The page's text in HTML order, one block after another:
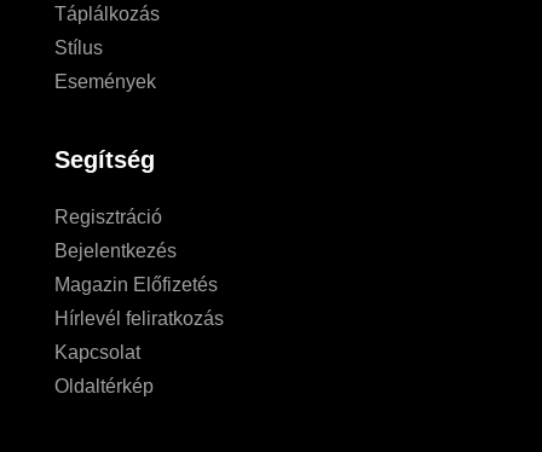
Táplálkozás
Stílus
Események
Segítség
Regisztráció
Bejelentkezés
Magazin Előfizetés
Hírlevél feliratkozás
Kapcsolat
Oldaltérkép